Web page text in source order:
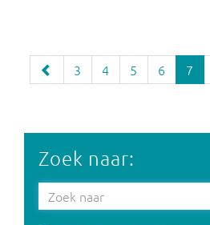
3 4 5 6 7
Zoek naar: